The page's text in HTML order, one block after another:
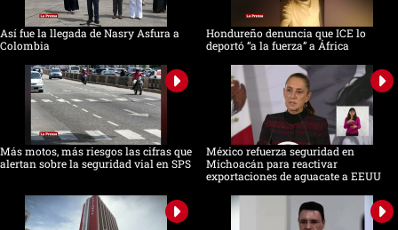
Así fue la llegada de Nasry Asfura a
Colombia
Hondureño denuncia que ICE lo
deportó “a la fuerza” a África
Más motos, más riesgos las cifras que
alertan sobre la seguridad vial en SPS
México refuerza seguridad en
Michoacán para reactivar
exportaciones de aguacate a EEUU